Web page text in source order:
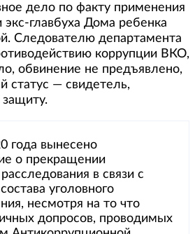
дело по факту применения
главбуха Дома ребенка
Следователю департамента
коррупции ВКО,
обвинение не предъявлено,
статус — свидетель,
года вынесено
о прекращении
в связи с
уголовного
несмотря на то что
допросов, проводимых